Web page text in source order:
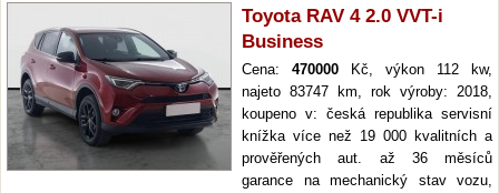
Toyota RAV 4 2.0 VVT-i
Business
Cena: 470000 Kč, výkon 112 kw,
najeto 83747 km, rok výroby: 2018,
koupeno v: česká republika servisní
knížka více než 19 000 kvalitních a
prověřených aut. až 36 měsíců
garance na mechanický stav vozu,